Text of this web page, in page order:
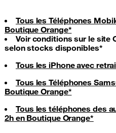
Tous les Téléphones
Boutique Orange*
Voir conditions sur le site
selon stocks disponibles*
Tous les iPhone avec
Tous les Téléphones
Boutique Orange*
Tous les téléphones des
2h en Boutique Orange*